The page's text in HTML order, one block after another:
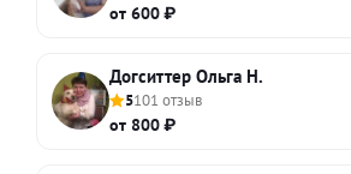
от 600 ₽
Догситтер Ольга Н.
5101 отзыв
от 800 ₽